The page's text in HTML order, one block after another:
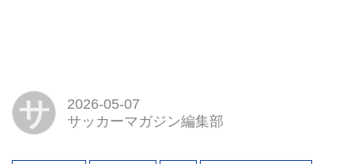
サ
2026-05-07
サッカーマガジン編集部